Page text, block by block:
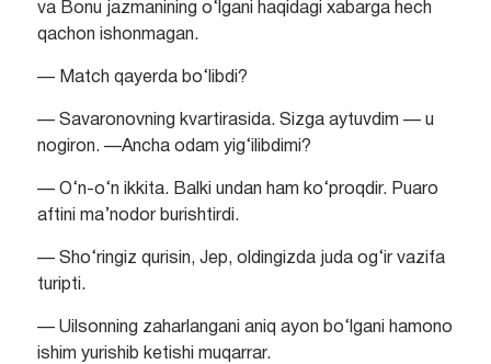
va Bonu jazmanining o‘lgani haqidagi xabarga hech
qachon ishonmagan.
— Match qayerda bo‘libdi?
— Savaronovning kvartirasida. Sizga aytuvdim — u
nogiron. —Ancha odam yig‘ilibdimi?
— O‘n-o‘n ikkita. Balki undan ham ko‘proqdir. Puaro
aftini ma’nodor burishtirdi.
— Sho‘ringiz qurisin, Jep, oldingizda juda og‘ir vazifa
turipti.
— Uilsonning zaharlangani aniq ayon bo‘lgani hamono
ishim yurishib ketishi muqarrar.